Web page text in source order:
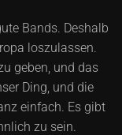
Bands. Deshalb
loszulassen.
geben, und das
Ding, und die
einfach. Es gibt
zu sein.